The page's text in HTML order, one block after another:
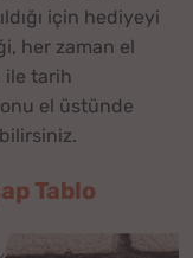
için hediyeyi
her zaman el
ile tarih
el üstünde
Tablo